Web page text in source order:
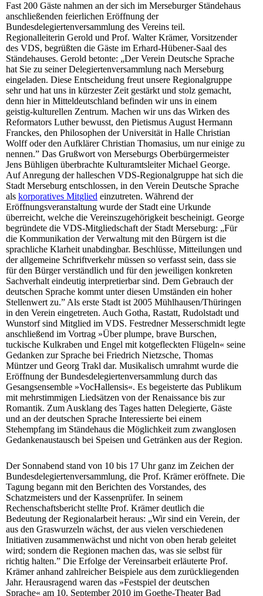
Fast 200 Gäste nahmen an der sich im Merseburger Ständehaus
anschließenden feierlichen Eröffnung der
Bundesdelegiertenversammlung des Vereins teil.
Regionalleiterin Gerold und Prof. Walter Krämer, Vorsitzender
des VDS, begrüßten die Gäste im Erhard-Hübener-Saal des
Ständehauses. Gerold betonte: „Der Verein Deutsche Sprache
hat Sie zu seiner Delegiertenversammlung nach Merseburg
eingeladen. Diese Entscheidung freut unsere Regionalgruppe
sehr und hat uns in kürzester Zeit gestärkt und stolz gemacht,
denn hier in Mitteldeutschland befinden wir uns in einem
geistig-kulturellen Zentrum. Machen wir uns das Wirken des
Reformators Luther bewusst, den Pietismus August Hermann
Franckes, den Philosophen der Universität in Halle Christian
Wolff oder den Aufklärer Christian Thomasius, um nur einige zu
nennen.” Das Grußwort von Merseburgs Oberbürgermeister
Jens Bühligen überbrachte Kulturamtsleiter Michael George.
Auf Anregung der halleschen VDS-Regionalgruppe hat sich die
Stadt Merseburg entschlossen, in den Verein Deutsche Sprache
als korporatives Mitglied einzutreten. Während der
Eröffnungsveranstaltung wurde der Stadt eine Urkunde
überreicht, welche die Vereinszugehörigkeit bescheinigt. George
begründete die VDS-Mitgliedschaft der Stadt Merseburg: „Für
die Kommunikation der Verwaltung mit den Bürgern ist die
sprachliche Klarheit unabdingbar. Beschlüsse, Mitteilungen und
der allgemeine Schriftverkehr müssen so verfasst sein, dass sie
für den Bürger verständlich und für den jeweiligen konkreten
Sachverhalt eindeutig interpretierbar sind. Dem Gebrauch der
deutschen Sprache kommt unter diesen Umständen ein hoher
Stellenwert zu.” Als erste Stadt ist 2005 Mühlhausen/Thüringen
in den Verein eingetreten. Auch Gotha, Rastatt, Rudolstadt und
Wunstorf sind Mitglied im VDS. Festredner Messerschmidt legte
anschließend im Vortrag »Über plumpe, brave Burschen,
tuckische Kulkraben und Engel mit kotgefleckten Flügeln« seine
Gedanken zur Sprache bei Friedrich Nietzsche, Thomas
Müntzer und Georg Trakl dar. Musikalisch umrahmt wurde die
Eröffnung der Bundesdelegiertenversammlung durch das
Gesangsensemble »VocHallensis«. Es begeisterte das Publikum
mit mehrstimmigen Liedsätzen von der Renaissance bis zur
Romantik. Zum Ausklang des Tages hatten Delegierte, Gäste
und an der deutschen Sprache Interessierte bei einem
Stehempfang im Ständehaus die Möglichkeit zum zwanglosen
Gedankenaustausch bei Speisen und Getränken aus der Region.
Der Sonnabend stand von 10 bis 17 Uhr ganz im Zeichen der
Bundesdelegiertenversammlung, die Prof. Krämer eröffnete. Die
Tagung begann mit den Berichten des Vorstandes, des
Schatzmeisters und der Kassenprüfer. In seinem
Rechenschaftsbericht stellte Prof. Krämer deutlich die
Bedeutung der Regionalarbeit heraus: „Wir sind ein Verein, der
aus den Graswurzeln wächst, der aus vielen verschiedenen
Initiativen zusammenwächst und nicht von oben herab geleitet
wird; sondern die Regionen machen das, was sie selbst für
richtig halten.” Die Erfolge der Vereinsarbeit erläuterte Prof.
Krämer anhand zahlreicher Beispiele aus dem zurückliegenden
Jahr. Herausragend waren das »Festspiel der deutschen
Sprache« am 10. September 2010 im Goethe-Theater Bad